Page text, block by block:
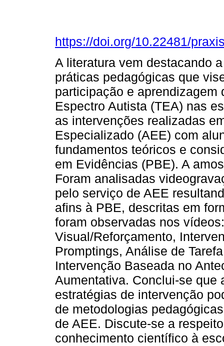
https://doi.org/10.22481/
A literatura vem destacando
práticas pedagógicas que
participação e aprendizagem
Espectro Autista (TEA) nas
as intervenções realizadas
Especializado (AEE) com
fundamentos teóricos e
em Evidências (PBE). A
Foram analisadas
pelo serviço de AEE
afins à PBE, descritas em
foram observadas nos
Visual/Reforçamento,
Promptings, Análise de
Intervenção Baseada no
Aumentativa. Conclui-se que
estratégias de intervenção
de metodologias
de AEE. Discute-se a
conhecimento científico à